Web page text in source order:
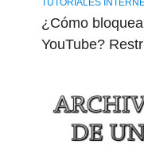
TUTORIALES
¿Cómo
YouTube?